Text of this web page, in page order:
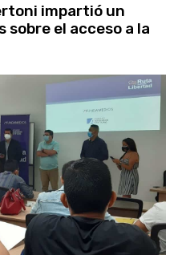
impartió un
sobre el acceso a la